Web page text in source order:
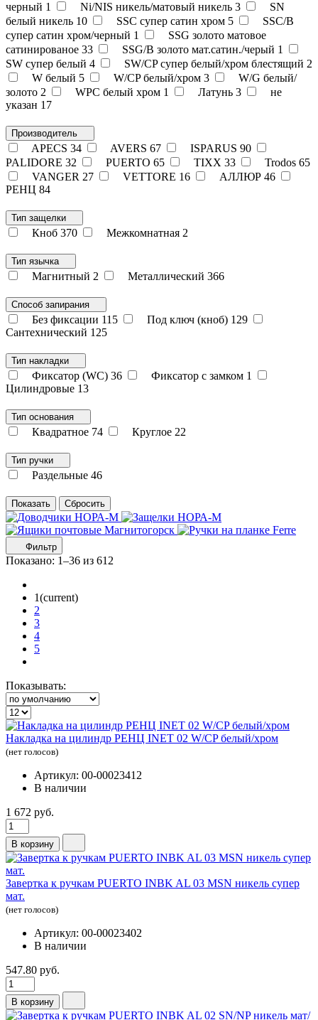
черный 1 Ni/NIS никель/матовый никель 3
SN
белый никель 10 SSC супер сатин хром 5
SSC/B
супер сатин хром/черный 1
SSG золото матовое
сатинированое 33 SSG/B золото мат.сатин./черый 1
SW супер белый 4 SW/CP супер белый/хром блестящий 2
W белый 5 W/CP белый/хром 3
W/G белый/
золото 2 WPC белый хром 1 Латунь 3
не
указан 17
Производитель
APECS 34 AVERS 67 ISPARUS 90
PALIDORE 32 PUERTO 65 TIXX 33 Trodos 65
VANGER 27 VETTORE 16 АЛЛЮР 46
РЕНЦ 84
Тип защелки
Кноб 370 Межкомнатная 2
Тип язычка
Магнитный 2 Металлический 366
Способ запирания
Без фиксации 115 Под ключ (кноб) 129
Сантехнический 125
Тип накладки
Фиксатор (WC) 36 Фиксатор с замком 1
Цилиндровые 13
Тип основания
Квадратное 74 Круглое 22
Тип ручки
Раздельные 46
Фильтр
Показано: 1–36 из 612
1(current)
2
3
4
5
Показывать:
Накладка на цилиндр РЕНЦ INET 02 W/CP белый/хром
(нет голосов)
Артикул: 00-00023412
В наличии
1 672 руб.
В корзину
Завертка к ручкам PUERTO INBK AL 03 MSN никель супер
мат.
(нет голосов)
Артикул: 00-00023402
В наличии
547.80 руб.
В корзину